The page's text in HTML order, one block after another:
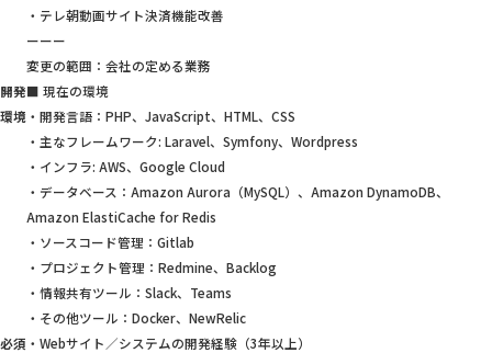
・テレ朝動画サイト決済機能改善
ーーー
変更の範囲：会社の定める業務
開発
環境
■ 現在の環境
・開発言語：PHP、JavaScript、HTML、CSS
・主なフレームワーク: Laravel、Symfony、Wordpress
・インフラ: AWS、Google Cloud
・データベース：Amazon Aurora（MySQL）、Amazon DynamoDB、
Amazon ElastiCache for Redis
・ソースコード管理：Gitlab
・プロジェクト管理：Redmine、Backlog
・情報共有ツール：Slack、Teams
・その他ツール：Docker、NewRelic
必須 ・Webサイト／システムの開発経験（3年以上）